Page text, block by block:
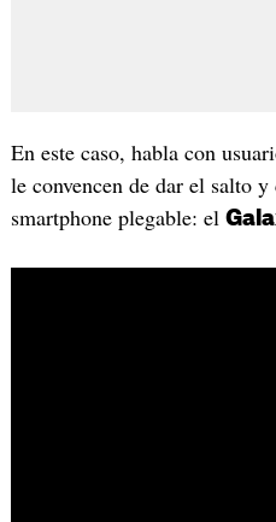
En este caso, habla con
le convencen de dar el salto
smartphone plegable: el